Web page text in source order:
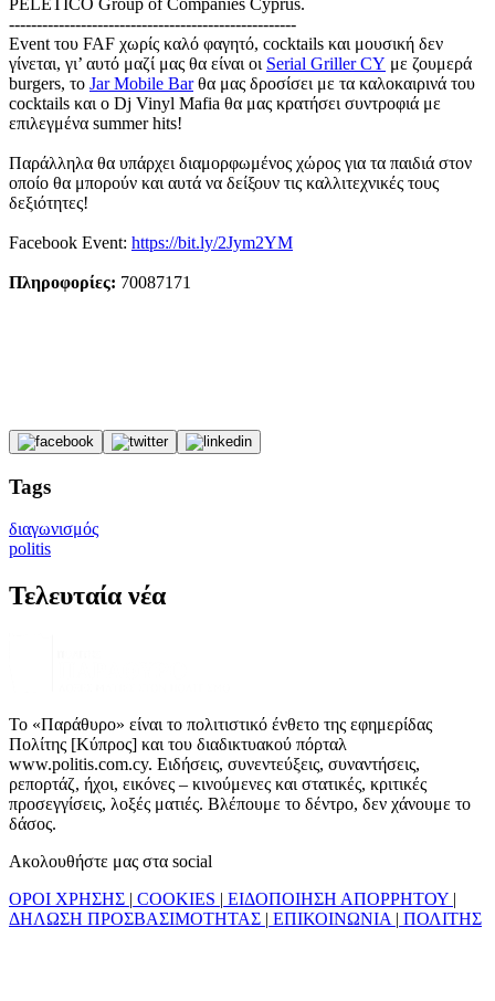
PELETICO Group of Companies Cyprus.
----------------------------------------------------
Εvent του FAF χωρίς καλό φαγητό, cocktails και μουσική δεν
γίνεται, γι’ αυτό μαζί μας θα είναι οι Serial Griller CY με ζουμερά
burgers, το Jar Mobile Barθα μας δροσίσει με τα καλοκαιρινά του
cocktails και ο Dj Vinyl Mafia θα μας κρατήσει συντροφιά με
επιλεγμένα summer hits!
Παράλληλα θα υπάρχει διαμορφωμένος χώρος για τα παιδιά στον
οποίο θα μπορούν και αυτά να δείξουν τις καλλιτεχνικές τους
δεξιότητες!
Facebook Event: https://bit.ly/2Jym2YM
Πληροφορίες: 70087171
Tags
διαγωνισμός
politis
Τελευταία νέα
Το «Παράθυρο» είναι το πολιτιστικό ένθετο της εφημερίδας
Πολίτης [Κύπρος] και του διαδικτυακού πόρταλ
www.politis.com.cy. Ειδήσεις, συνεντεύξεις, συναντήσεις,
ρεπορτάζ, ήχοι, εικόνες – κινούμενες και στατικές, κριτικές
προσεγγίσεις, λοξές ματιές. Βλέπουμε το δέντρο, δεν χάνουμε το
δάσος.
Ακολουθήστε μας στα social
ΟΡΟΙ ΧΡΗΣΗΣ | COOKIES | ΕΙΔΟΠΟΙΗΣΗ ΑΠΟΡΡΗΤΟΥ |
ΔΗΛΩΣΗ ΠΡΟΣΒΑΣΙΜΟΤΗΤΑΣ | ΕΠΙΚΟΙΝΩΝΙΑ | ΠΟΛΙΤΗΣ